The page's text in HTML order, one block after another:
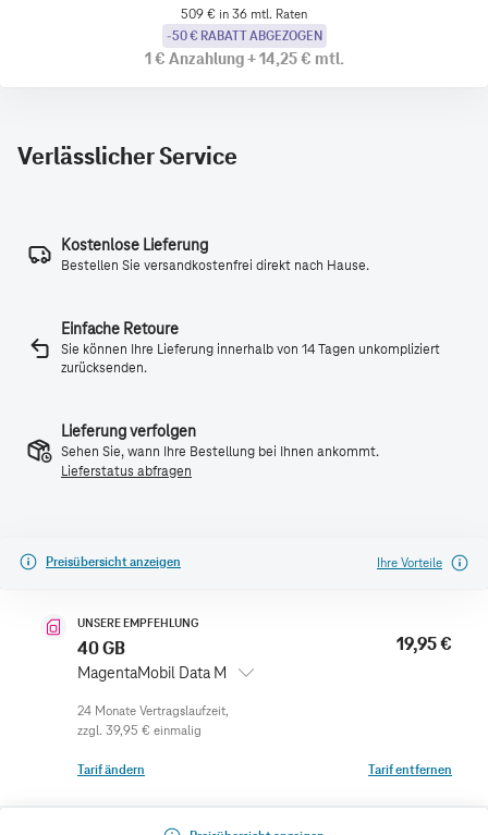
509 € in 36 mtl. Raten
-50 € RABATT ABGEZOGEN
1 € Anzahlung+14,25 € mtl.
Verlässlicher Service
Kostenlose Lieferung
Bestellen Sie versandkostenfrei direkt nach Hause.
Einfache Retoure
Sie können Ihre Lieferung innerhalb von 14 Tagen unkompliziert
zurücksenden.
Lieferung verfolgen
Sehen Sie, wann Ihre Bestellung bei Ihnen ankommt.
Lieferstatus abfragen
Preisübersicht anzeigen Ihre Vorteile
UNSERE EMPFEHLUNG
40 GB
MagentaMobil Data M
19,95 €
zzgl. 39,95 € einmalig
Tarif ändern Tarif entfernen